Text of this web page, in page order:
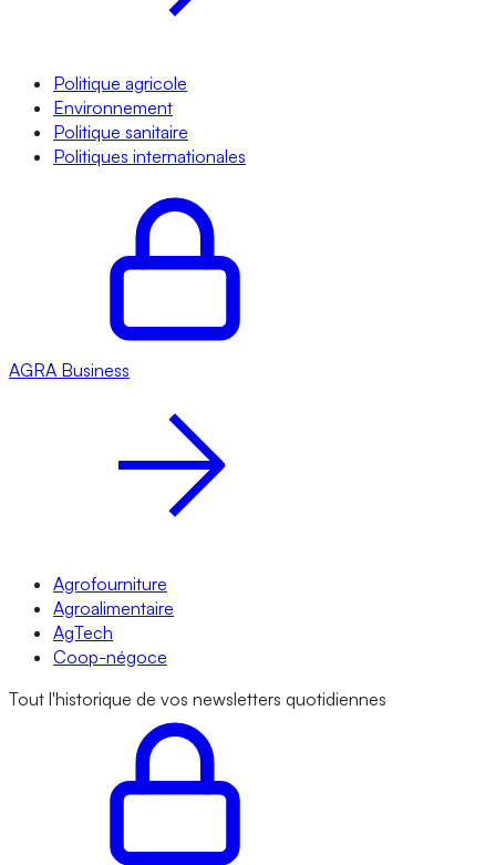
Politique agricole
Environnement
Politique sanitaire
Politiques internationales
AGRA Business
Agrofourniture
Agroalimentaire
AgTech
Coop-négoce
Tout l'historique de vos newsletters quotidiennes